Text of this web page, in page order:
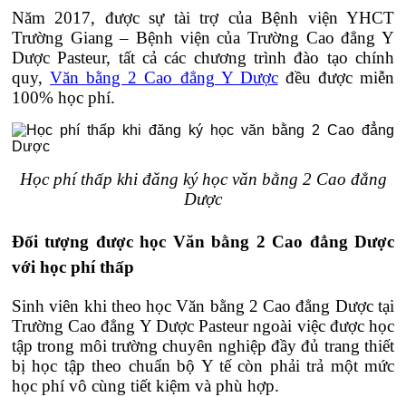
Năm 2017, được sự tài trợ của Bệnh viện YHCT
Trường Giang – Bệnh viện của Trường Cao đẳng Y
Dược Pasteur, tất cả các chương trình đào tạo chính
quy,Văn bằng 2 Cao đẳng Y Dượcđều được miễn
100% học phí.
Học phí thấp khi đăng ký học văn bằng 2 Cao đẳng
Dược
Đối tượng được học Văn bằng 2 Cao đẳng Dược
với học phí thấp
Sinh viên khi theo học Văn bằng 2 Cao đẳng Dược tại
Trường Cao đẳng Y Dược Pasteur ngoài việc được học
tập trong môi trường chuyên nghiệp đầy đủ trang thiết
bị học tập theo chuẩn bộ Y tế còn phải trả một mức
học phí vô cùng tiết kiệm và phù hợp.